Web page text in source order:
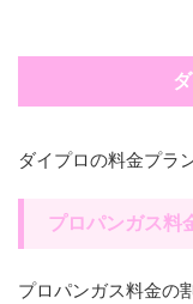
ダイプロの料金プラ
プロパンガス料
プロパンガス料金の